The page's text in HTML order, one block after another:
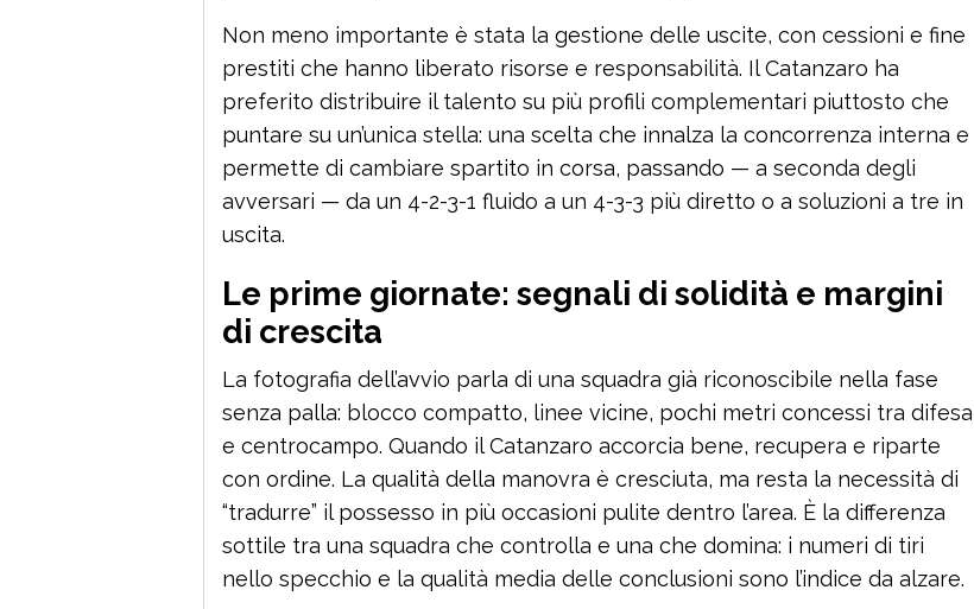
Non meno importante è stata la gestione delle uscite, con cessioni e fine
prestiti che hanno liberato risorse e responsabilità. Il Catanzaro ha
preferito distribuire il talento su più profili complementari piuttosto che
puntare su un’unica stella: una scelta che innalza la concorrenza interna e
permette di cambiare spartito in corsa, passando — a seconda degli
avversari — da un 4-2-3-1 fluido a un 4-3-3 più diretto o a soluzioni a tre in
uscita.
Le prime giornate: segnali di solidità e margini
di crescita
La fotografia dell’avvio parla di una squadra già riconoscibile nella fase
senza palla: blocco compatto, linee vicine, pochi metri concessi tra difesa
e centrocampo. Quando il Catanzaro accorcia bene, recupera e riparte
con ordine. La qualità della manovra è cresciuta, ma resta la necessità di
“tradurre” il possesso in più occasioni pulite dentro l’area. È la differenza
sottile tra una squadra che controlla e una che domina: i numeri di tiri
nello specchio e la qualità media delle conclusioni sono l’indice da alzare.